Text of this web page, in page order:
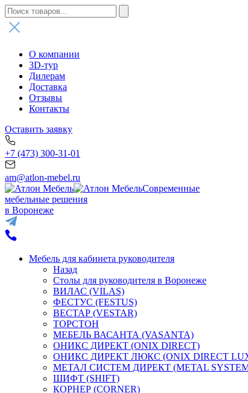
О компании
3D-тур
Дилерам
Доставка
Отзывы
Контакты
Оставить заявку
+7 (473) 300-31-01
am@atlon-mebel.ru
Современные
мебельные решения
в Воронеже
Мебель для кабинета руководителя
Назад
Столы для руководителя в Воронеже
ВИЛАС (VILAS)
ФЕСТУС (FESTUS)
ВЕСТАР (VESTAR)
ТОРСТОН
МЕБЕЛЬ ВАСАНТА (VASANTA)
ОНИКС ДИРЕКТ (ONIX DIRECT)
ОНИКС ДИРЕКТ ЛЮКС (ONIX DIRECT
МЕТАЛ СИСТЕМ ДИРЕКТ (METAL SYSTEM
ШИФТ (SHIFT)
КОРНЕР (CORNER)